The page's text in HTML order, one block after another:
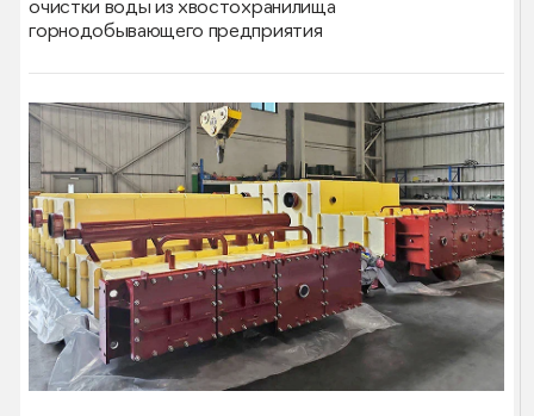
очистки воды из хвостохранилища
горнодобывающего предприятия